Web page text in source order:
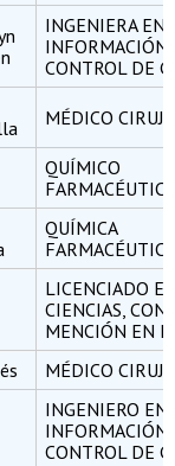
INGENIERA EN
INFORMACIÓN
CONTROL DE
MÉDICO
QUÍMICO
QUÍMICA
FARMACÉUTICA
LICENCIADO
CIENCIAS, CON
MENCIÓN EN
MÉDICO
INGENIERO EN
INFORMACIÓN
CONTROL DE